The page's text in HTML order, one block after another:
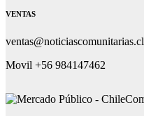
VENTAS
ventas@noticiascomunitarias.cl
Movil +56 984147462